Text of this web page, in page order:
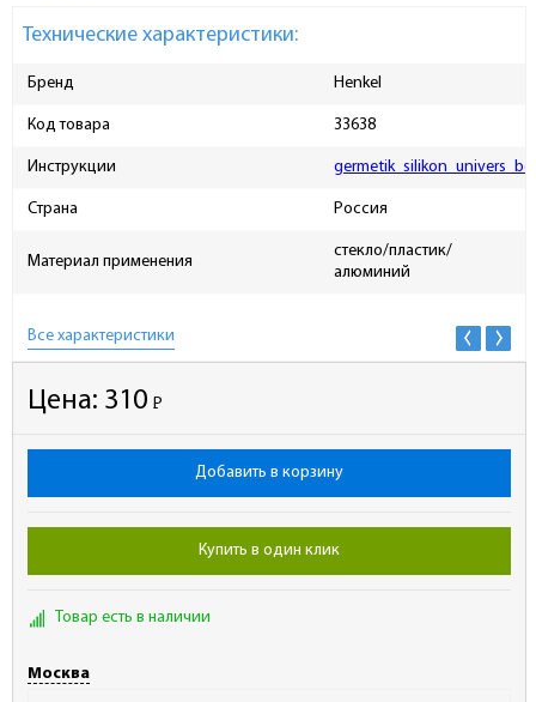
Технические характеристики:
Бренд Henkel
Код товара 33638
Инструкции
Страна Россия
Материал применения
стекло/пластик/
алюминий
Все характеристики
Цена: 310 Р
-
Добавить в корзину
Купить в один клик
Товар есть в наличии
Москва